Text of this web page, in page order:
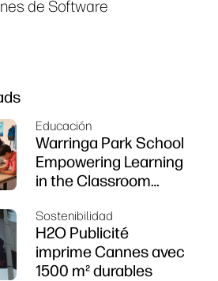
de Software
Educación
Warringa Park School
Empowering Learning
in the Classroom
Z6 series printer
Sostenibilidad
H2O Publicité
imprime Cannes avec
1500 m² durables